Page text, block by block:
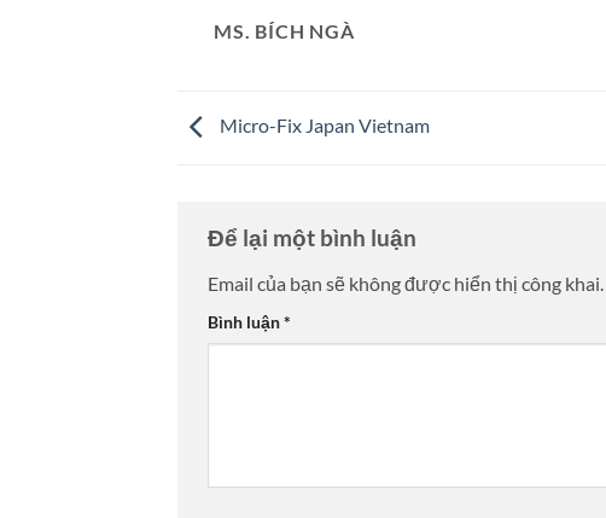
MS. BÍCH NGÀ
Micro-Fix Japan Vietnam
Để lại một bình luận
Email của bạn sẽ không được hiển thị công khai.
Bình luận*